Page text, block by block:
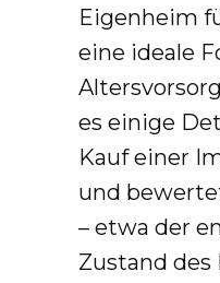
Eigenheim
eine ideale
es einige
Kauf einer
und
– etwa der
Zustand des